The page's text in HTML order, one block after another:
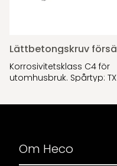
Korrosivitetsklass C4 för
utomhusbruk. Spårtyp: TX
Om Heco